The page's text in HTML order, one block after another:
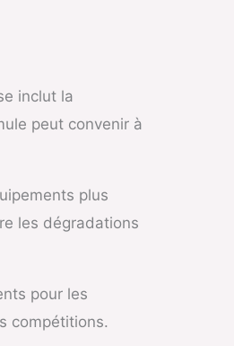
inclut la
peut convenir à
plus
les dégradations
pour les
compétitions.